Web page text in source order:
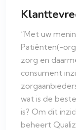
“Met uw
Patiënten(-
zorg en
consument
wat is de
is? Om dit
beheert